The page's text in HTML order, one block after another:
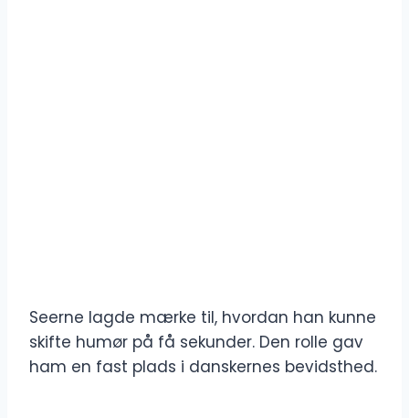
Seerne lagde mærke til, hvordan han kunne
skifte humør på få sekunder. Den rolle gav
ham en fast plads i danskernes bevidsthed.